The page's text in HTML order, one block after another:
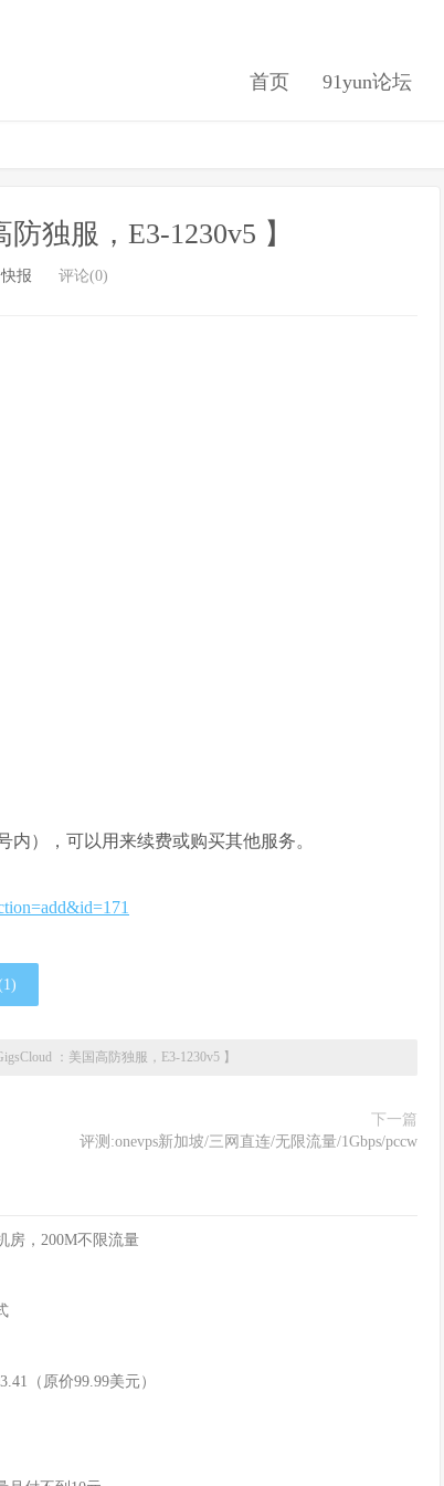
首页 91yun论坛
防独服，E3-1230v5 】
报 评论(0)
），可以用来续费或购买其他服务。
1)
：美国高防独服，E3-1230v5 】
下一篇
评测:onevps新加坡/三网直连/无限流量/1Gbps/pccw
房，200M不限流量
（原价99.99美元）